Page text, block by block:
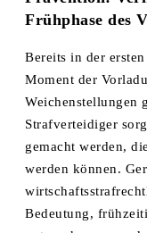
Frühphase des
Bereits in der
Moment der
Weichenstellungen
Strafverteidiger
gemacht werden,
werden können.
Bedeutung,